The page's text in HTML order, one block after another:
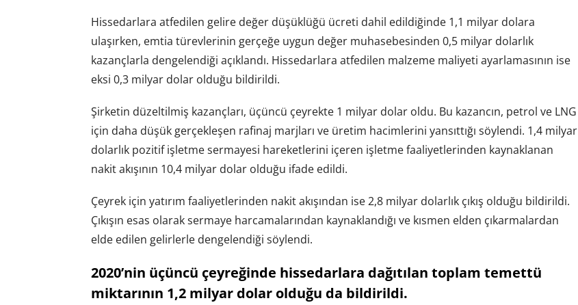
Hissedarlara atfedilen gelire değer düşüklüğü ücreti dahil edildiğinde 1,1 milyar dolara
ulaşırken, emtia türevlerinin gerçeğe uygun değer muhasebesinden 0,5 milyar dolarlık
kazançlarla dengelendiği açıklandı. Hissedarlara atfedilen malzeme maliyeti ayarlamasının ise
eksi 0,3 milyar dolar olduğu bildirildi.
Şirketin düzeltilmiş kazançları, üçüncü çeyrekte 1 milyar dolar oldu. Bu kazancın, petrol ve LNG
için daha düşük gerçekleşen rafinaj marjları ve üretim hacimlerini yansıttığı söylendi. 1,4 milyar
dolarlık pozitif işletme sermayesi hareketlerini içeren işletme faaliyetlerinden kaynaklanan
nakit akışının 10,4 milyar dolar olduğu ifade edildi.
Çeyrek için yatırım faaliyetlerinden nakit akışından ise 2,8 milyar dolarlık çıkış olduğu bildirildi.
Çıkışın esas olarak sermaye harcamalarından kaynaklandığı ve kısmen elden çıkarmalardan
elde edilen gelirlerle dengelendiği söylendi.
2020’nin üçüncü çeyreğinde hissedarlara dağıtılan toplam temettü
miktarının 1,2 milyar dolar olduğu da bildirildi.